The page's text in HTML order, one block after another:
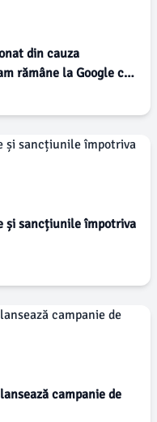
din cauza
rămâne la Google cu
sancțiunile împotriva
campanie de